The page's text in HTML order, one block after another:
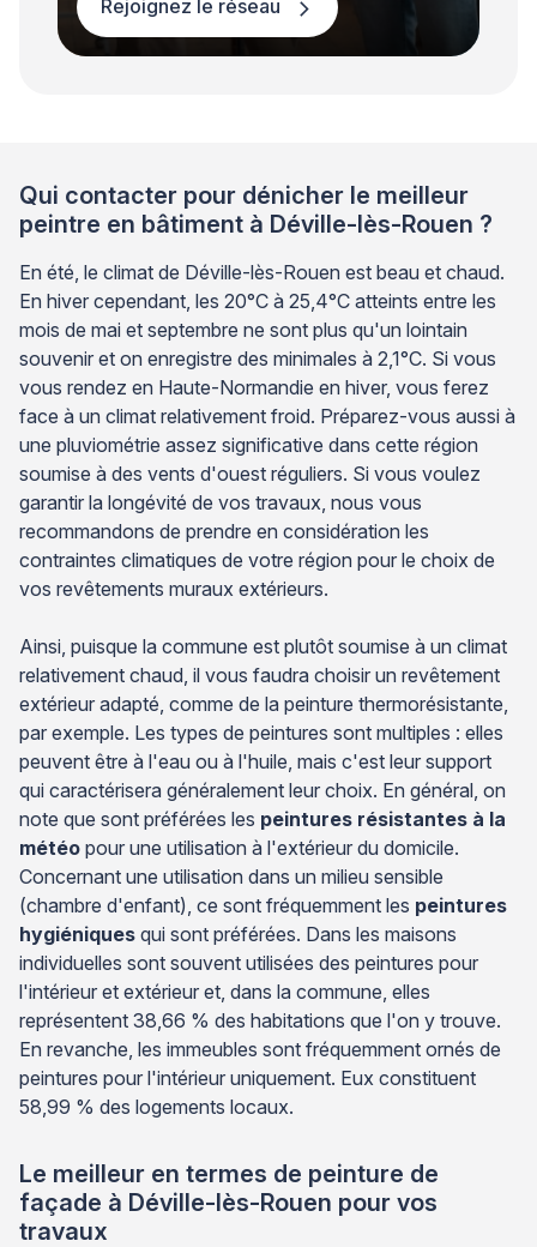
Rejoignez le réseau
Qui contacter pour dénicher le meilleur
peintre en bâtiment à Déville-lès-Rouen ?
En été, le climat de Déville-lès-Rouen est beau et chaud.
En hiver cependant, les 20°C à 25,4°C atteints entre les
mois de mai et septembre ne sont plus qu'un lointain
souvenir et on enregistre des minimales à 2,1°C. Si vous
vous rendez en Haute-Normandie en hiver, vous ferez
face à un climat relativement froid. Préparez-vous aussi à
une pluviométrie assez significative dans cette région
soumise à des vents d'ouest réguliers. Si vous voulez
garantir la longévité de vos travaux, nous vous
recommandons de prendre en considération les
contraintes climatiques de votre région pour le choix de
vos revêtements muraux extérieurs.
Ainsi, puisque la commune est plutôt soumise à un climat
relativement chaud, il vous faudra choisir un revêtement
extérieur adapté, comme de la peinture thermorésistante,
par exemple. Les types de peintures sont multiples : elles
peuvent être à l'eau ou à l'huile, mais c'est leur support
qui caractérisera généralement leur choix. En général, on
note que sont préférées les peintures résistantes à la
météo pour une utilisation à l'extérieur du domicile.
Concernant une utilisation dans un milieu sensible
(chambre d'enfant), ce sont fréquemment les peintures
hygiéniques qui sont préférées. Dans les maisons
individuelles sont souvent utilisées des peintures pour
l'intérieur et extérieur et, dans la commune, elles
représentent 38,66 % des habitations que l'on y trouve.
En revanche, les immeubles sont fréquemment ornés de
peintures pour l'intérieur uniquement. Eux constituent
58,99 % des logements locaux.
Le meilleur en termes de peinture de
façade à Déville-lès-Rouen pour vos
travaux